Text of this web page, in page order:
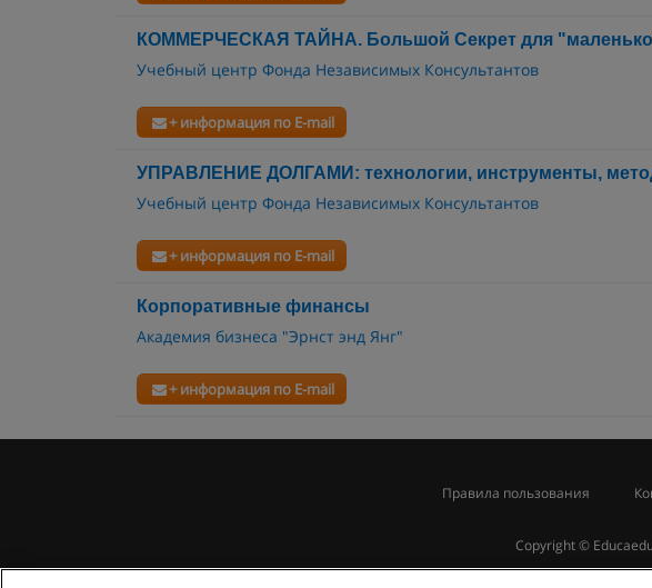
КОММЕРЧЕСКАЯ ТАЙНА. Большой Секрет для
Учебный центр Фонда Независимых Консультантов
+ информация по E-mail
УПРАВЛЕНИЕ ДОЛГАМИ: технологии, инструменты,
Учебный центр Фонда Независимых Консультантов
+ информация по E-mail
Корпоративные финансы
Академия бизнеса "Эрнст энд Янг"
+ информация по E-mail
Правила пользования
Copyright ©